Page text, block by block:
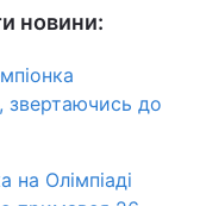
новини:
звертаючись до
на Олімпіаді